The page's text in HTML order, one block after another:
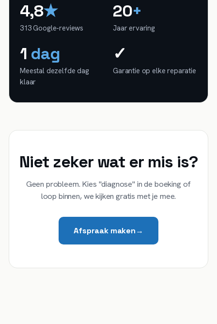
4,8★
313 Google-reviews
20+
Jaar ervaring
1 dag
Meestal dezelfde dag
klaar
✓
Garantie op elke reparatie
Niet zeker wat er mis is?
Geen probleem. Kies "diagnose" in de boeking of
loop binnen, we kijken gratis met je mee.
Afspraak maken→